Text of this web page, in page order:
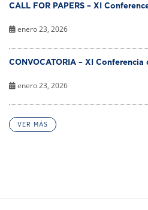
CALL FOR PAPERS – XI
enero 23, 2026
CONVOCATORIA – XI
enero 23, 2026
VER MÁS